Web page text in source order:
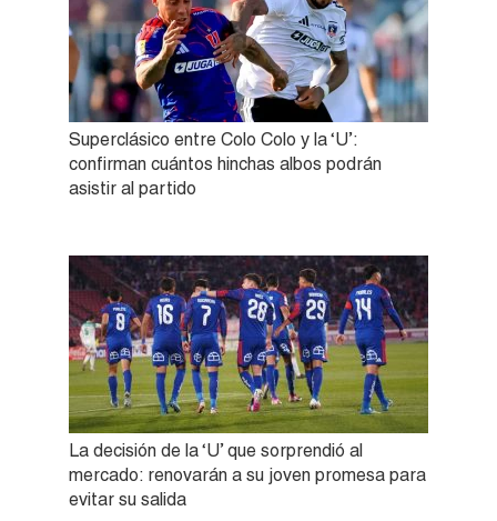
Superclásico entre Colo Colo y la ‘U’:
confirman cuántos hinchas albos podrán
asistir al partido
La decisión de la ‘U’ que sorprendió al
mercado: renovarán a su joven promesa para
evitar su salida